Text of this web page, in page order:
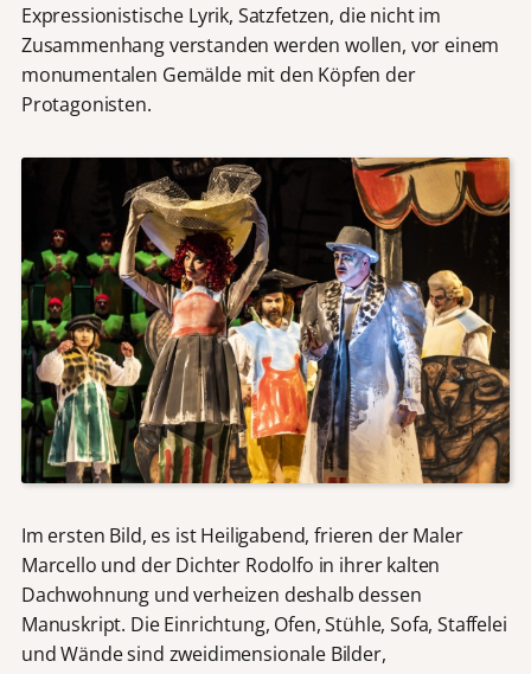
Expressionistische Lyrik, Satzfetzen, die nicht im
Zusammenhang verstanden werden wollen, vor einem
monumentalen Gemälde mit den Köpfen der
Protagonisten.
Im ersten Bild, es ist Heiligabend, frieren der Maler
Marcello und der Dichter Rodolfo in ihrer kalten
Dachwohnung und verheizen deshalb dessen
Manuskript. Die Einrichtung, Ofen, Stühle, Sofa, Staffelei
und Wände sind zweidimensionale Bilder,